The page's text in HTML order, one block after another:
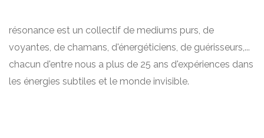
résonance est un collectif de mediums purs, de
voyantes, de chamans, d'énergéticiens, de guérisseurs,...
chacun d'entre nous a plus de 25 ans d'expériences dans
les énergies subtiles et le monde invisible.